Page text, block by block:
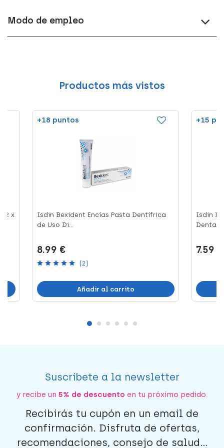
Modo de empleo
Productos más vistos
2 x
+18 puntos
Isdin Bexident Encías Pasta Dentífrica
de Uso Di...
8.99 €
(2)
Añadir al carrito
+15
Isdin
Dental
7.59 €
Suscríbete a la newsletter
y recibe un 5% de descuento en tu próximo pedido.
Recibirás tu cupón en un email de
confirmación. Disfruta de ofertas,
recomendaciones, consejo de salud...